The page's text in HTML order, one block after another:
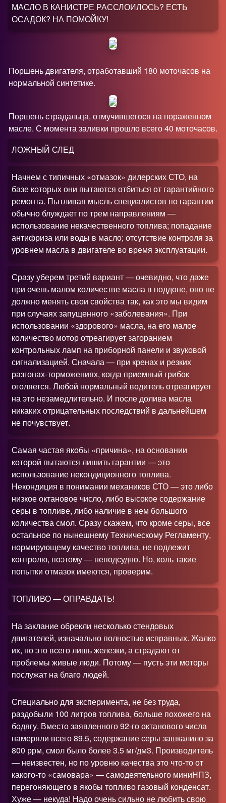
МАСЛО В КАНИСТРЕ РАССЛОИЛОСЬ? ЕСТЬ
ОСАДОК? НА ПОМОЙКУ!
Поршень двигателя, отработавший 180 моточасов на
нормальной синтетике.
Поршень страдальца, отмучившегося на пораженном
масле. С момента заливки прошло всего 40 моточасов.
ЛОЖНЫЙ СЛЕД
Начнем с типичных «отмазок» дилерских СТО, на
базе которых они пытаются отбиться от гарантийного
ремонта. Пытливая мысль специалистов по гарантии
обычно блуждает по трем направлениям —
использование некачественного топлива; попадание
антифриза или воды в масло; отсутствие контроля за
уровнем масла в двигателе во время эксплуатации.
Сразу уберем третий вариант — очевидно, что даже
при очень малом количестве масла в поддоне, оно не
должно менять свои свойства так, как это мы видим
при случаях запущенного «заболевания». При
использовании «здорового» масла, на его малое
количество мотор отреагирует загоранием
контрольных ламп на приборной панели и звуковой
сигнализацией. Сначала — при кренах и резких
разгонах-торможениях, когда приемный грибок
оголяется. Любой нормальный водитель отреагирует
на это незамедлительно. И после долива масла
никаких отрицательных последствий в дальнейшем
не почувствует.
Самая частая якобы «причина», на основании
которой пытаются лишить гарантии — это
использование некондиционного топлива.
Некондиция в понимании механиков СТО — это либо
низкое октановое число, либо высокое содержание
серы в топливе, либо наличие в нем большого
количества смол. Сразу скажем, что кроме серы, все
остальное по нынешнему Техническому Регламенту,
нормирующему качество топлива, не подлежит
контролю, поэтому — неподсудно. Но, коль такие
попытки отмазок имеются, проверим.
ТОПЛИВО — ОПРАВДАТЬ!
На заклание обрекли несколько стендовых
двигателей, изначально полностью исправных. Жалко
их, но это всего лишь железки, а страдают от
проблемы живые люди. Потому — пусть эти моторы
послужат на благо людей.
Специально для эксперимента, не без труда,
раздобыли 100 литров топлива, больше похожего на
бодягу. Вместо заявленного 92-го октанового числа
намеряли всего 89.5, содержание серы зашкалило за
800 ррм, смол было более 3.5 мг/дм3. Производитель
— неизвестен, но по уровню качества это что-то от
какого-то «самовара» — самодеятельного миниНПЗ,
перегоняющего в якобы топливо газовый конденсат.
Хуже — некуда! Надо очень сильно не любить свою